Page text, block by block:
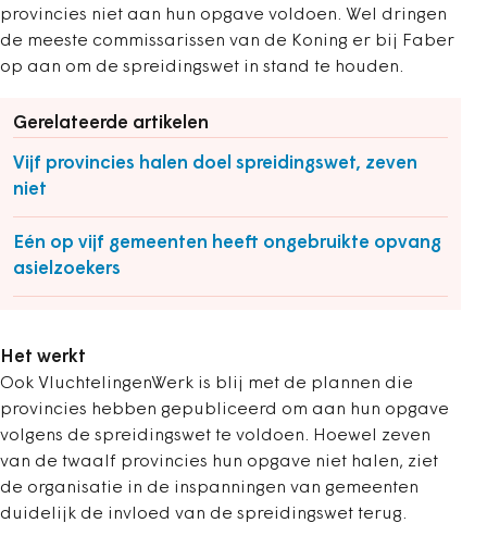
provincies niet aan hun opgave voldoen. Wel dringen
de meeste commissarissen van de Koning er bij Faber
op aan om de spreidingswet in stand te houden.
Gerelateerde artikelen
Vijf provincies halen doel spreidingswet, zeven
niet
Eén op vijf gemeenten heeft ongebruikte opvang
asielzoekers
Het werkt
Ook VluchtelingenWerk is blij met de plannen die
provincies hebben gepubliceerd om aan hun opgave
volgens de spreidingswet te voldoen. Hoewel zeven
van de twaalf provincies hun opgave niet halen, ziet
de organisatie in de inspanningen van gemeenten
duidelijk de invloed van de spreidingswet terug.